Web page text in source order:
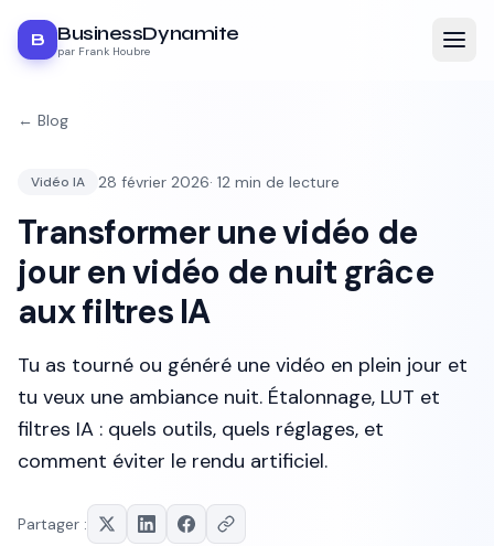
B BusinessDynamite
par Frank Houbre
← Blog
Vidéo IA 28 février 2026· 12 min de lecture
Transformer une vidéo de
jour en vidéo de nuit grâce
aux filtres IA
Tu as tourné ou généré une vidéo en plein jour et
tu veux une ambiance nuit. Étalonnage, LUT et
filtres IA : quels outils, quels réglages, et
comment éviter le rendu artificiel.
Partager :